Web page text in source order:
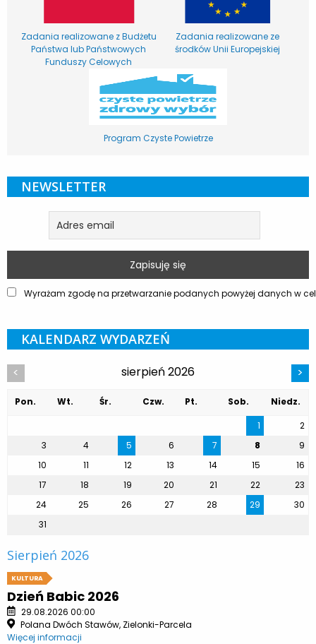
Zadania realizowane z Budżetu
Państwa lub Państwowych
Funduszy Celowych
Zadania realizowane ze
środków Unii Europejskiej
Program Czyste Powietrze
NEWSLETTER
Wyrażam zgodę na przetwarzanie podanych powyżej danych w
KALENDARZ WYDARZEŃ
< sierpień 2026 >
Pon. Wt. Śr. Czw. Pt. Sob.
Niedz.
1
2
3
4 5 6 7 8
9
10
11 12 13 14 15
16
17
18 19 20 21 22
23
24
25 26 27 28 29
30
31
Sierpień 2026
KULTURA
Dzień Babic 2026
29.08.2026 00:00
Polana Dwóch Stawów, Zielonki-Parcela
Więcej informacji